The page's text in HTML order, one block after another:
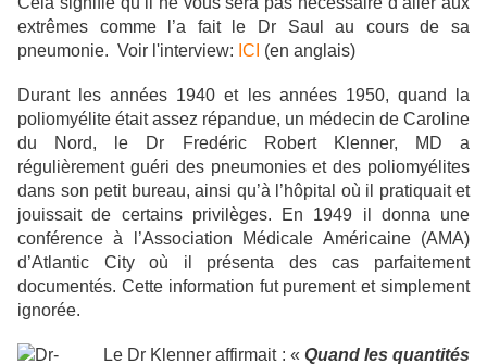
extrêmes comme l’a fait le Dr Saul au cours de sa
pneumonie. Voir l'interview: ICI (en anglais)
Durant les années 1940 et les années 1950, quand la
poliomyélite était assez répandue, un médecin de Caroline
du Nord, le Dr Fredéric Robert Klenner, MD a
régulièrement guéri des pneumonies et des poliomyélites
dans son petit bureau, ainsi qu’à l’hôpital où il pratiquait et
jouissait de certains privilèges. En 1949 il donna une
conférence à l’Association Médicale Américaine (AMA)
d’Atlantic City où il présenta des cas parfaitement
documentés. Cette information fut purement et simplement
ignorée.
Le Dr Klenner affirmait : « Quand les quantités